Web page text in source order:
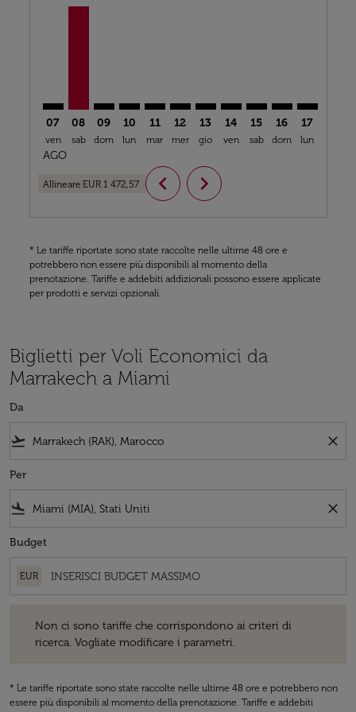
07
ven
AGO
08
sab
09
dom
10
lun
11
mar
12
mer
13
gio
14
ven
15
sab
16
dom
17
lun
Allineare EUR 1 472,57 chevron_left chevron_right
* Le tariffe riportate sono state raccolte nelle ultime 48 ore e
potrebbero non essere più disponibili al momento della
prenotazione. Tariffe e addebiti addizionali possono essere applicate
per prodotti e servizi opzionali.
Biglietti per Voli Economici da
Marrakech a Miami
Da
flight_takeoff close
Per
flight_land close
Budget
EUR
Non ci sono tariffe che corrispondono ai criteri di
ricerca. Vogliate modificare i parametri.
* Le tariffe riportate sono state raccolte nelle ultime 48 ore e potrebbero non
essere più disponibili al momento della prenotazione. Tariffe e addebiti